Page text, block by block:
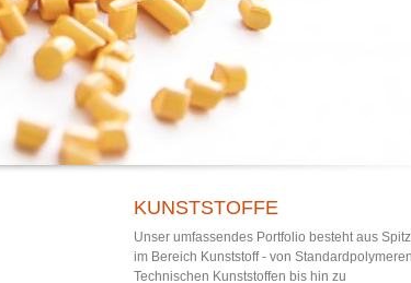
KUNSTSTOFFE
Unser umfassendes Portfolio besteht aus
im Bereich Kunststoff - von
Technischen Kunststoffen bis hin zu